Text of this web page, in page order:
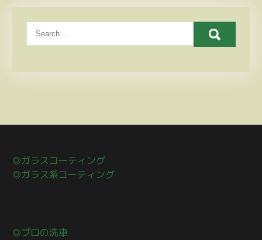
◎ガラスコーティング
◎ガラス系コーティング
◎プロの洗車